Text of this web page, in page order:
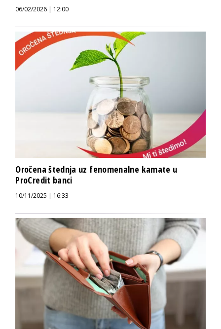
06/02/2026 | 12:00
Oročena štednja uz fenomenalne kamate u
ProCredit banci
10/11/2025 | 16:33